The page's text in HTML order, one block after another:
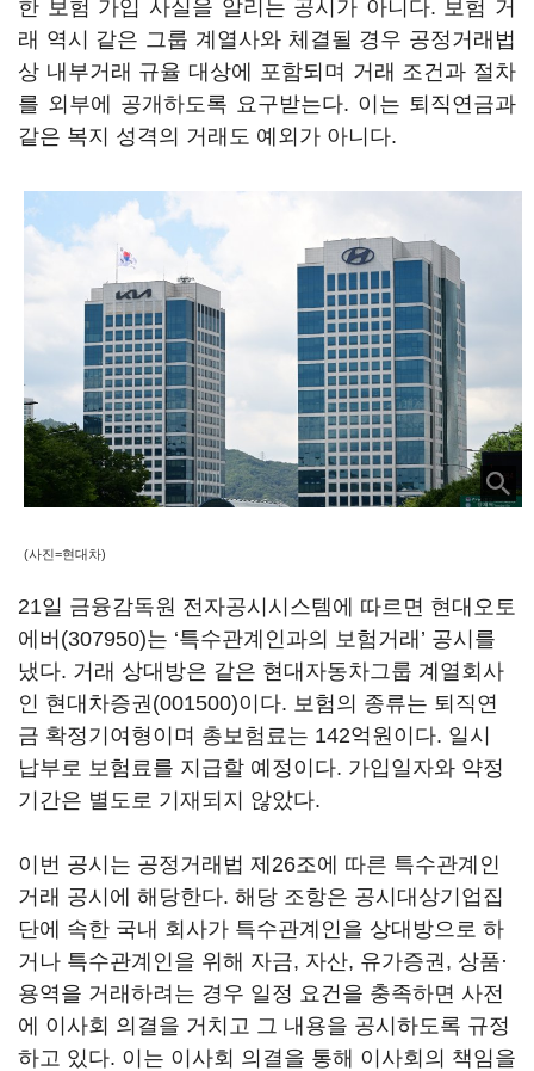
한 보험 가입 사실을 알리는 공시가 아니다. 보험 거
래 역시 같은 그룹 계열사와 체결될 경우 공정거래법
상 내부거래 규율 대상에 포함되며 거래 조건과 절차
를 외부에 공개하도록 요구받는다. 이는 퇴직연금과
같은 복지 성격의 거래도 예외가 아니다.
(사진=현대차)
21일 금융감독원 전자공시시스템에 따르면 현대오토
에버(307950)는 ‘특수관계인과의 보험거래’ 공시를
냈다. 거래 상대방은 같은 현대자동차그룹 계열회사
인 현대차증권(001500)이다. 보험의 종류는 퇴직연
금 확정기여형이며 총보험료는 142억원이다. 일시
납부로 보험료를 지급할 예정이다. 가입일자와 약정
기간은 별도로 기재되지 않았다.
이번 공시는 공정거래법 제26조에 따른 특수관계인
거래 공시에 해당한다. 해당 조항은 공시대상기업집
단에 속한 국내 회사가 특수관계인을 상대방으로 하
거나 특수관계인을 위해 자금, 자산, 유가증권, 상품·
용역을 거래하려는 경우 일정 요건을 충족하면 사전
에 이사회 의결을 거치고 그 내용을 공시하도록 규정
하고 있다. 이는 이사회 의결을 통해 이사회의 책임을